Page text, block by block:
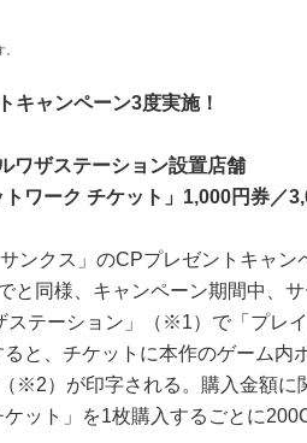
キャンペーン3度実施！
ザステーション設置店舗
ワーク チケット」1,000円券／
ンクス」のCPプレゼントキャン
と同様、キャンペーン期間中、
ステーション」（※1）で「プレ
と、チケットに本作のゲーム内
※2）が印字される。購入金額に
ット」を1枚購入するごとに